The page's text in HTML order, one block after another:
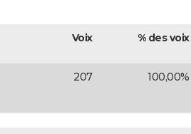
Voix % des voix
207 100,00%